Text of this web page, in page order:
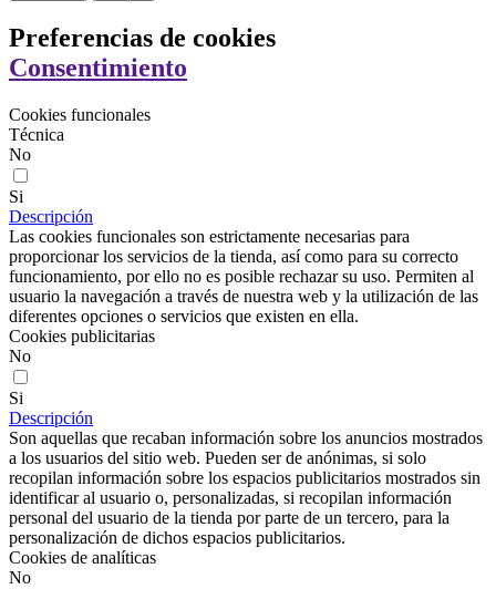
Preferencias de cookies
Consentimiento
Cookies funcionales
Técnica
No
Si
Descripción
Las cookies funcionales son estrictamente necesarias para
proporcionar los servicios de la tienda, así como para su correcto
funcionamiento, por ello no es posible rechazar su uso. Permiten al
usuario la navegación a través de nuestra web y la utilización de las
diferentes opciones o servicios que existen en ella.
Cookies publicitarias
No
Si
Descripción
Son aquellas que recaban información sobre los anuncios mostrados
a los usuarios del sitio web. Pueden ser de anónimas, si solo
recopilan información sobre los espacios publicitarios mostrados sin
identificar al usuario o, personalizadas, si recopilan información
personal del usuario de la tienda por parte de un tercero, para la
personalización de dichos espacios publicitarios.
Cookies de analíticas
No